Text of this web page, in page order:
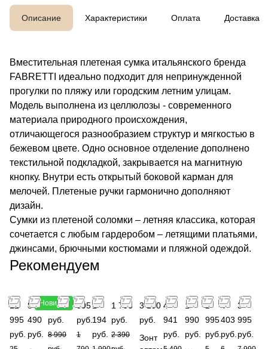
Описание Характеристики Оплата Доставка
Вместительная плетеная сумка итальянского бренда
FABRETTI идеально подходит для непринужденной
прогулки по пляжу или городским летним улицам.
Модель выполнена из целлюлозы - современного
материала природного происхождения,
отличающегося разнообразием структур и мягкостью в
бежевом цвете. Одно основное отделение дополнено
текстильной подкладкой, закрывается на магнитную
кнопку. Внутри есть открытый боковой карман для
мелочей. Плетеные ручки гармонично дополняют
дизайн.
Сумки из плетеной соломки – летняя классика, которая
сочетается с любым гардеробом – летящими платьями,
джинсами, брючными костюмами и пляжной одеждой.
Рекомендуем
12
995
руб.
Новинка
8
490
руб.
4 495
руб.
8 990
895
руб.
1
1
194
руб.
1 793
руб.
2 390
3 190
руб.
Зонт
4
941
руб.
1
990
руб.
2
995
руб.
4
403
руб.
3
995
руб.